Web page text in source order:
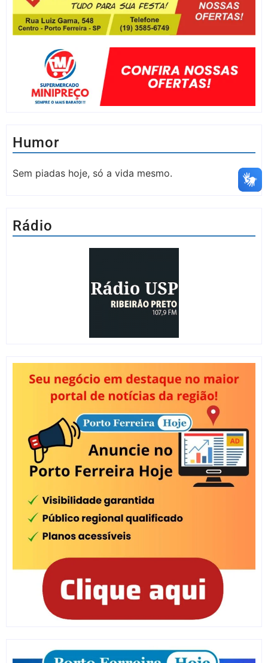
Humor
Sem piadas hoje, só a vida mesmo.
Rádio